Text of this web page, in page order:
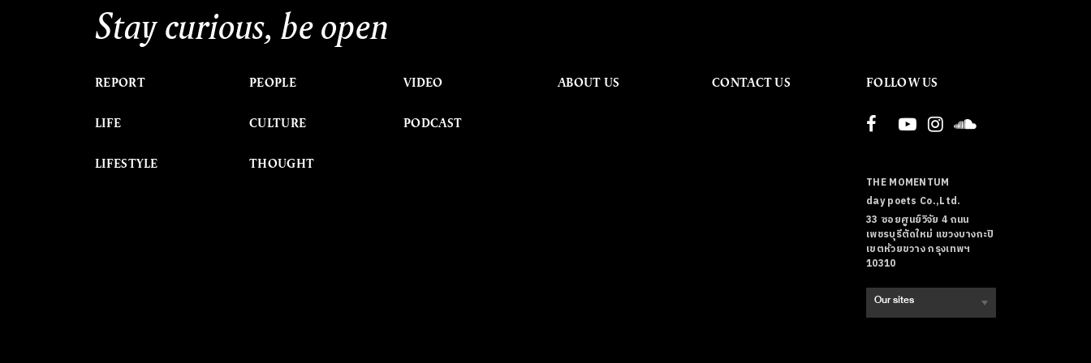
Stay curious, be open
REPORT
LIFE
LIFESTYLE
PEOPLE
CULTURE
THOUGHT
VIDEO
PODCAST
ABOUT US CONTACT US FOLLOW US
THE MOMENTUM
day poets Co.,Ltd.
33 ซอยศูนย์วิจัย 4 ถนน
เพชรบุรีตัดใหม่ แขวงบางกะปิ
เขตห้วยขวาง กรุงเทพฯ
10310